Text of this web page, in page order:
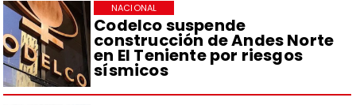
Codelco suspende
construcción de Andes Norte
en El Teniente por riesgos
sísmicos
NACIONAL